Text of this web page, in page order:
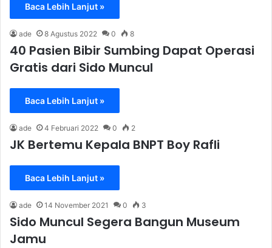
Baca Lebih Lanjut »
ade 8 Agustus 2022 0 8
40 Pasien Bibir Sumbing Dapat Operasi
Gratis dari Sido Muncul
Baca Lebih Lanjut »
ade 4 Februari 2022 0 2
JK Bertemu Kepala BNPT Boy Rafli
Baca Lebih Lanjut »
ade 14 November 2021 0 3
Sido Muncul Segera Bangun Museum
Jamu